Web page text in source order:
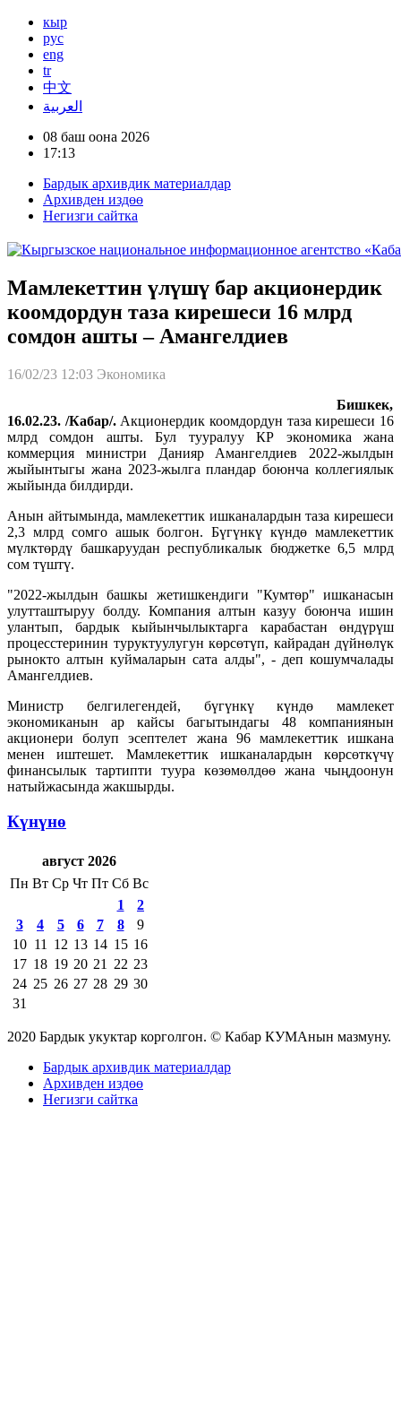
кыр
рус
eng
tr
中文
العربية
08 баш оона 2026
17:13
Бардык архивдик материалдар
Архивден издөө
Негизги сайтка
Мамлекеттин үлүшү бар акционердик
коомдордун таза кирешеси 16 млрд
сомдон ашты – Амангелдиев
16/02/23 12:03 Экономика
Бишкек,
16.02.23. /Кабар/.Акционердик коомдордун таза кирешеси 16
млрд сомдон ашты. Бул тууралуу КР экономика жана
коммерция министри Данияр Амангелдиев 2022-жылдын
жыйынтыгы жана 2023-жылга пландар боюнча коллегиялык
жыйында билдирди.
Анын айтымында, мамлекеттик ишканалардын таза кирешеси
2,3 млрд сомго ашык болгон. Бүгүнкү күндө мамлекеттик
мүлктөрдү башкаруудан республикалык бюджетке 6,5 млрд
сом түштү.
"2022-жылдын башкы жетишкендиги "Кумтөр" ишканасын
улутташтыруу болду. Компания алтын казуу боюнча ишин
улантып, бардык кыйынчылыктарга карабастан өндүрүш
процесстеринин туруктуулугун көрсөтүп, кайрадан дүйнөлүк
рынокто алтын куймаларын сата алды", - деп кошумчалады
Амангелдиев.
Министр белгилегендей, бүгүнкү күндө мамлекет
экономиканын ар кайсы багытындагы 48 компаниянын
акционери болуп эсептелет жана 96 мамлекеттик ишкана
менен иштешет. Мамлекеттик ишканалардын көрсөткүчү
финансылык тартипти туура көзөмөлдөө жана чыңдоонун
натыйжасында жакшырды.
Күнүнө
август 2026
Пн Вт Ср Чт Пт Сб Вс
1
2
3
4 5 6 7 8
9
10 11 12 13 14 15 16
17 18 19 20 21 22 23
24 25 26 27 28 29 30
31
2020 Бардык укуктар корголгон. © Кабар КУМАнын мазмуну.
Бардык архивдик материалдар
Архивден издөө
Негизги сайтка